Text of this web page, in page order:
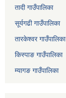
तादी गाउँपालिका
सूर्यगढी गाउँपालिका
तारकेश्वर गाउँपालिका
किस्पाङ गाउँपालिका
म्यागङ गाउँपालिका